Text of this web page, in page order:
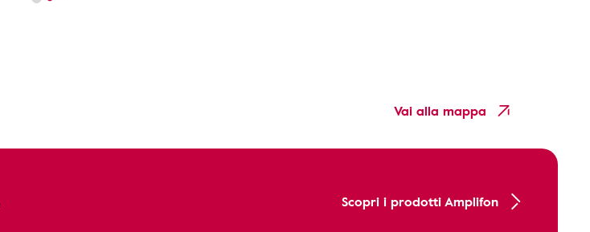
Vai alla mappa
Scopri i prodotti Amplifon